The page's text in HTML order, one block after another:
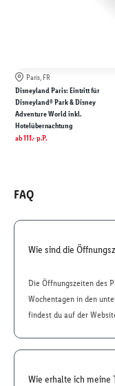
Paris, FR
Disneyland Paris: Eintritt für
Disneyland® Park & Disney
Adventure World inkl.
Hotelübernachtung
ab111.- p.P.
FAQ
Wie sind die
Die Öffnungszeiten des
Wochentagen in den
findest du auf der
Wie erhalte ich meine